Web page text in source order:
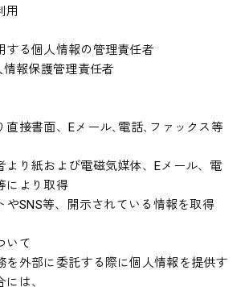
用
する個人情報の管理責任者
報保護管理責任者
直接書面、Eメール､電話､ファックス等
より紙および電磁気媒体、Eメール、電
により取得
やSNS等、開示されている情報を取得
いて
を外部に委託する際に個人情報を提供す
は、